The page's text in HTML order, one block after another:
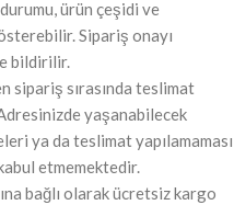
ürün çeşidi ve
Sipariş onayı
bildirilir.
sipariş sırasında teslimat
yaşanabilecek
ya da teslimat yapılamaması
etmemektedir.
bağlı olarak ücretsiz kargo